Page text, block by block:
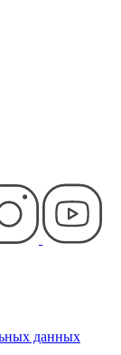
данных